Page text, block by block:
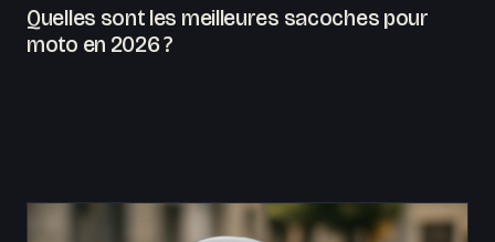
Quelles sont les meilleures sacoches pour
moto en 2026 ?